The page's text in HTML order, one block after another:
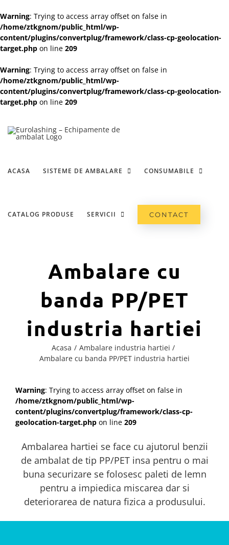
Warning: Trying to access array offset on false in
/home/ztkgnom/public_html/wp-
content/plugins/convertplug/framework/class-cp-geolocation-
target.php on line 209
Warning: Trying to access array offset on false in
/home/ztkgnom/public_html/wp-
content/plugins/convertplug/framework/class-cp-geolocation-
target.php on line 209
content
ACASA SISTEME DE AMBALARE CONSUMABILE
CATALOG PRODUSE SERVICII CONTACT
Ambalare cu
banda PP/PET
industria hartiei
Acasa
Ambalare industria hartiei
Ambalare cu banda PP/PET industria hartiei
Warning: Trying to access array offset on false in
/home/ztkgnom/public_html/wp-
content/plugins/convertplug/framework/class-cp-
geolocation-target.php on line 209
Ambalarea hartiei se face cu ajutorul benzii
de ambalat de tip PP/PET insa pentru o mai
buna securizare se folosesc paleti de lemn
pentru a impiedica miscarea dar si
deteriorarea de natura fizica a produsului.